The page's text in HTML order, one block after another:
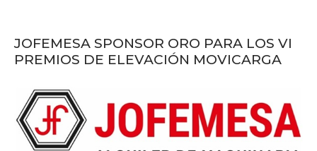
JOFEMESA SPONSOR ORO PARA LOS VI
PREMIOS DE ELEVACIÓN MOVICARGA